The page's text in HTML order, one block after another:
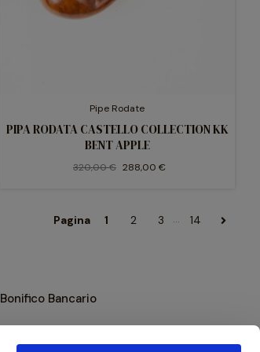
Pipe Rodate
PIPA RODATA CASTELLO COLLECTION KK
BENT APPLE
320,00 € 288,00 €
Pagina 1 2 3 … 14
Bonifico Bancario